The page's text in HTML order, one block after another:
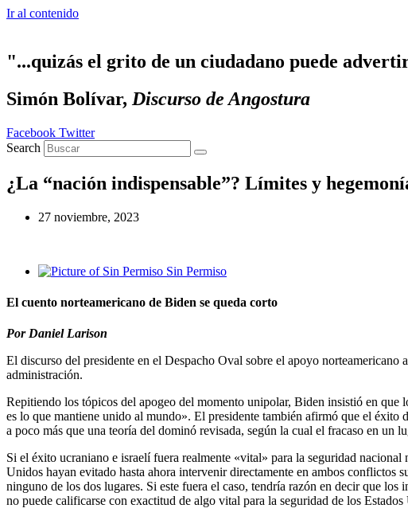
Ir al contenido
"...quizás el grito de un ciudadano puede
Simón Bolívar, Discurso de Angostura
Facebook Twitter
Search
¿La “nación indispensable”? Límites y
27 noviembre, 2023
Sin Permiso
El cuento norteamericano de Biden se queda corto
Por Daniel Larison
El discurso del presidente en el Despacho Oval sobre el apoyo
administración.
Repitiendo los tópicos del apogeo del momento unipolar, Biden insistió en que
es lo que mantiene unido al mundo». El presidente también afirmó que el éxito
a poco más que una teoría del dominó revisada, según la cual el fracaso en un
Si el éxito ucraniano e israelí fuera realmente «vital» para la seguridad
Unidos hayan evitado hasta ahora intervenir directamente en ambos conflictos
ninguno de los dos lugares. Si este fuera el caso, tendría razón en decir que los
no puede calificarse con exactitud de algo vital para la seguridad de los Estados